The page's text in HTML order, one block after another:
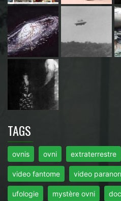
TAGS
ovnis ovni extraterrestre
video fantome video
ufologie mystère ovni